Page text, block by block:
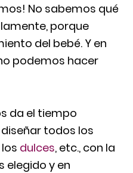
No sabemos qué
porque
del bebé. Y en
podemos hacer
da el tiempo
todos los
los dulces, etc., con la
elegido y en